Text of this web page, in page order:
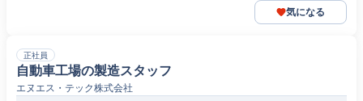
気になる
正社員
自動車工場の製造スタッフ
エヌエス・テック株式会社